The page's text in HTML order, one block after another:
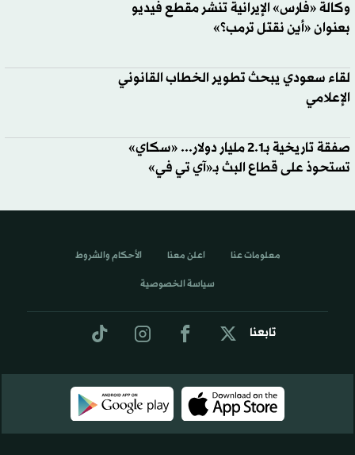
وكالة «فارس» الإيرانية تنشر مقطع فيديو
بعنوان «أين نقتل ترمب؟»
لقاء سعودي يبحث تطوير الخطاب القانوني
الإعلامي
صفقة تاريخية بـ2.1 مليار دولار... «سكاي»
تستحوذ على قطاع البث بـ«آي تي في»
تابعنا
معلومات عنا اعلن معنا الأحكام والشروط
سياسة الخصوصية